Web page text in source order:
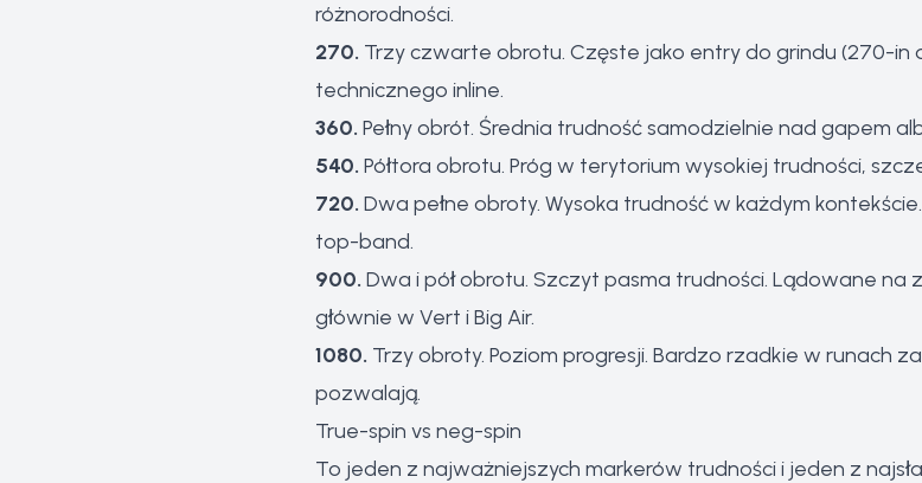
różnorodności.
270. Trzy czwarte obrotu. Częste jako entry do grindu (270-
technicznego inline.
360. Pełny obrót. Średnia trudność samodzielnie nad gapem
540. Półtora obrotu. Próg w terytorium wysokiej trudności,
720. Dwa pełne obroty. Wysoka trudność w każdym
top-band.
900. Dwa i pół obrotu. Szczyt pasma trudności. Lądowane
głównie w Vert i Big Air.
1080. Trzy obroty. Poziom progresji. Bardzo rzadkie w runach
pozwalają.
True-spin vs neg-spin
To jeden z najważniejszych markerów trudności i jeden z